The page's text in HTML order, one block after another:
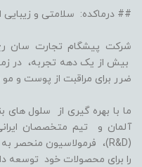
## درماکده: سلامتی و
شرکت پیشگام تجارت سان
بیش از یک دهه تجربه، در
ضرر برای مراقبت از پوست و
آلمان و تیم متخصصان
را برای محصولات خود توسعه